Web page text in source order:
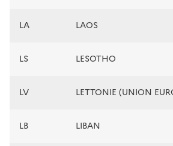
LA LAOS
LS LESOTHO
LV LETTONIE (UNION
LB LIBAN